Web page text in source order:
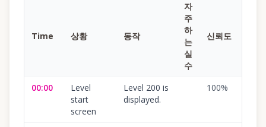
Time 상황 동작
자
주
하
는
실
수
신뢰도
00:00
Level
start
screen
Level 200 is
displayed.
100%